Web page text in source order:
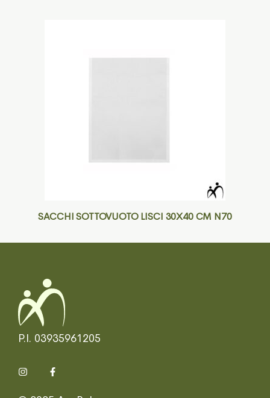
SACCHI SOTTOVUOTO LISCI 30X40 CM N70
P.I. 03935961205